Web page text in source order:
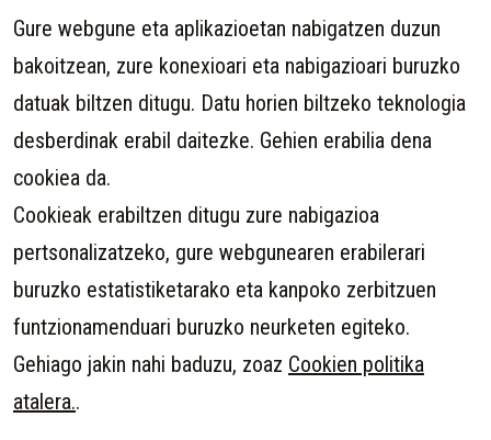
Gure webgune eta aplikazioetan nabigatzen duzun
bakoitzean, zure konexioari eta nabigazioari buruzko
datuak biltzen ditugu. Datu horien biltzeko teknologia
desberdinak erabil daitezke. Gehien erabilia dena
cookiea da.
Cookieak erabiltzen ditugu zure nabigazioa
pertsonalizatzeko, gure webgunearen erabilerari
buruzko estatistiketarako eta kanpoko zerbitzuen
funtzionamenduari buruzko neurketen egiteko.
Gehiago jakin nahi baduzu, zoaz Cookien politika
atalera..